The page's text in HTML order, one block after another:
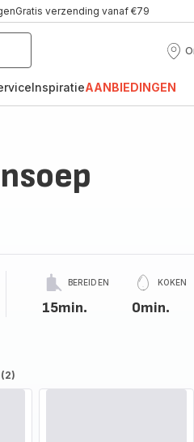
Gratis verzending vanaf €79
InspiratieAANBIEDINGEN
BEREIDEN
15min.
KOKEN
0min.